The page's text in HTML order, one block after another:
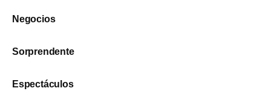
Negocios
Sorprendente
Espectáculos